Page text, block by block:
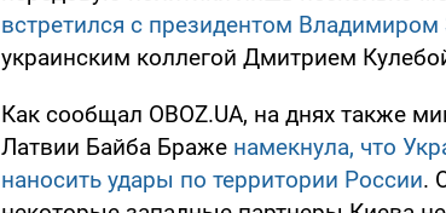
встретился с президентом Владимиром
украинским коллегой Дмитрием
Как сообщал OBOZ.UA, на днях также
Латвии Байба Браже намекнула, что
наносить удары по территории России.